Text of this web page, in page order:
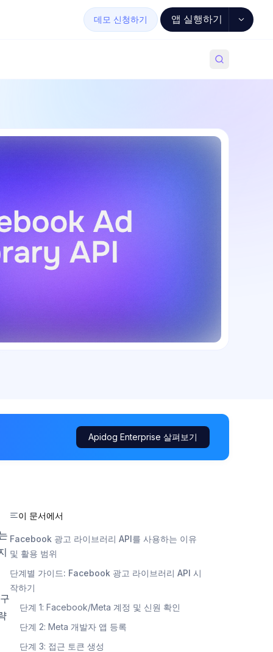
데모 신청하기 앱 실행하기
Apidog Enterprise 살펴보기
이 문서에서
Facebook 광고 라이브러리 API를 사용하는 이유
및 활용 범위
단계별 가이드: Facebook 광고 라이브러리 API 시
작하기
단계 1: Facebook/Meta 계정 및 신원 확인
단계 2: Meta 개발자 앱 등록
단계 3: 접근 토큰 생성